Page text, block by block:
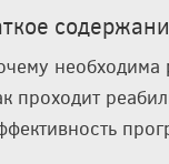
необходима
проходит